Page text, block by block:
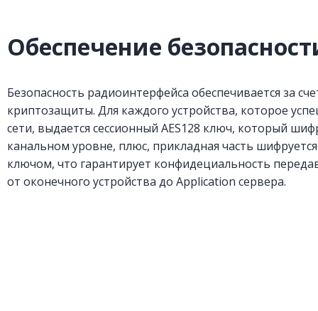
Обеспечение
Безопасность радиоинтерфейса обеспечивается за
криптозащиты. Для каждого устройства, которое
сети, выдается сессионный AES128 ключ, который
канальном уровне, плюс, прикладная часть
ключом, что гарантирует конфидециальность
от оконечного устройства до Application сервера.